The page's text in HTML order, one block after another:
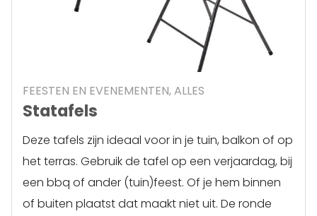
FEESTEN EN EVENEMENTEN, ALLES
Statafels
Deze tafels zijn ideaal voor in je tuin, balkon of op
het terras. Gebruik de tafel op een verjaardag, bij
een bbq of ander (tuin)feest. Of je hem binnen
of buiten plaatst dat maakt niet uit. De ronde